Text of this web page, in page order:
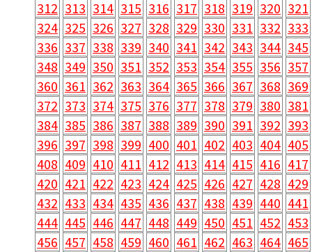
312 313 314 315 316 317 318 319 320 321
324 325 326 327 328 329 330 331 332 333
336 337 338 339 340 341 342 343 344 345
348 349 350 351 352 353 354 355 356 357
360 361 362 363 364 365 366 367 368 369
372 373 374 375 376 377 378 379 380 381
384 385 386 387 388 389 390 391 392 393
396 397 398 399 400 401 402 403 404 405
408 409 410 411 412 413 414 415 416 417
420 421 422 423 424 425 426 427 428 429
432 433 434 435 436 437 438 439 440 441
444 445 446 447 448 449 450 451 452 453
456 457 458 459 460 461 462 463 464 465